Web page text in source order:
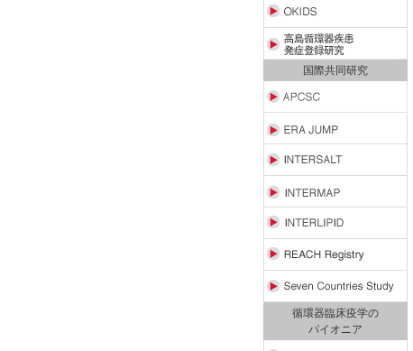
国際共同研究
循環器臨床疫学の
パイオニア